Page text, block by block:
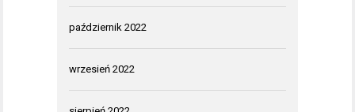
październik 2022
wrzesień 2022